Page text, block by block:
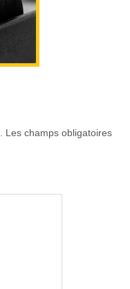
Les champs obligatoires